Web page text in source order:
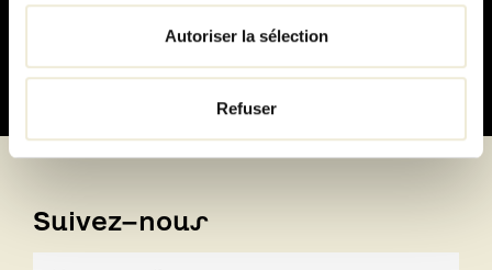
Autoriser la sélection
Refuser
100% sécurisé
Suivez-nous